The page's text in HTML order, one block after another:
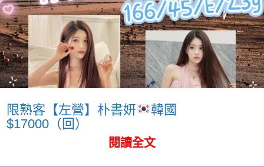
限熟客【左營】朴書妍
韓國
$17000（回）
閱讀全文